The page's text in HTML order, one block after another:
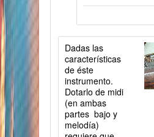
Dadas las
características
de éste
instrumento.
Dotarlo de midi
(en ambas
partes bajo y
melodía)